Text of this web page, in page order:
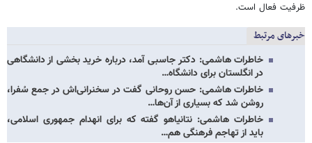
ظرفیت فعال است.
خبرهای مرتبط
خاطرات هاشمی: دکتر جاسبی آمد، درباره خرید بخشی از دانشگاهی
در انگلستان برای دانشگاه…
خاطرات هاشمی: حسن روحانی گفت در سخنرانی‌اش در جمع سُفرا،
روشن شد که بسیاری از آن‌ها…
خاطرات هاشمی: نتانیاهو گفته که برای انهدام جمهوری اسلامی،
باید از تهاجم فرهنگی هم…